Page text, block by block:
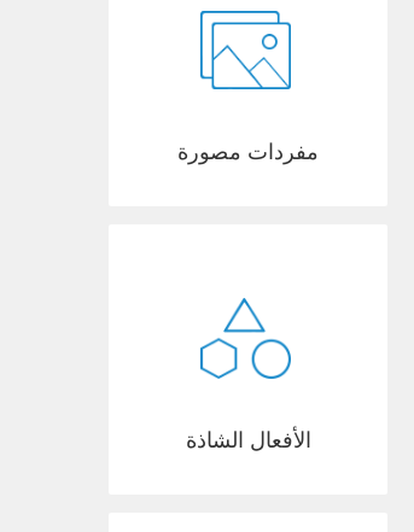
مفردات مصورة
الأفعال الشاذة